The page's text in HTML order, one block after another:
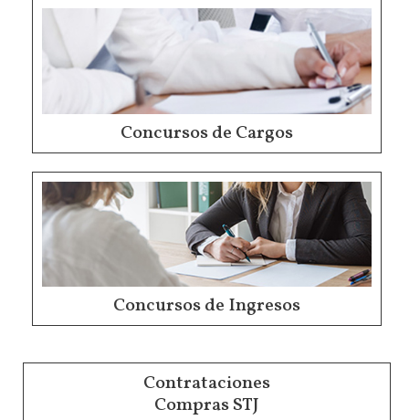
Concursos de Cargos
Concursos de Ingresos
Contrataciones
Compras STJ